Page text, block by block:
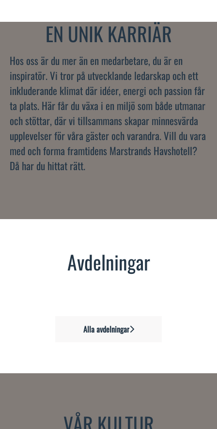
EN UNIK KARRIÄR
Hos oss är du mer än en medarbetare, du är en
inspiratör. Vi tror på utvecklande ledarskap och ett
inkluderande klimat där idéer, energi och passion får
ta plats. Här får du växa i en miljö som både utmanar
och stöttar, där vi tillsammans skapar minnesvärda
upplevelser för våra gäster och varandra. Vill du vara
med och forma framtidens Marstrands Havshotell?
Då har du hittat rätt.
Avdelningar
Alla avdelningar